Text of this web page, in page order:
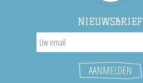
NIEUWSBRIEF